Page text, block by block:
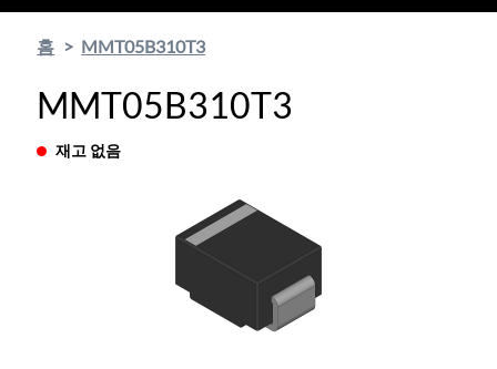
홈 MMT05B310T3
MMT05B310T3
재고 없음